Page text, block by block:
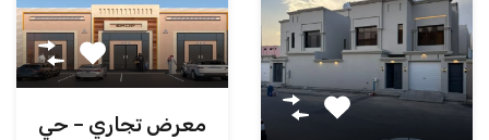
معرض تجاري – حي